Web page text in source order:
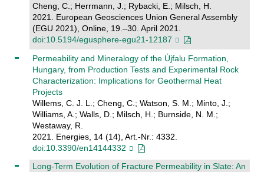
Cheng, C.; Herrmann, J.; Rybacki, E.; Milsch, H.
2021. European Geosciences Union General Assembly
(EGU 2021), Online, 19.–30. April 2021.
doi:10.5194/egusphere-egu21-12187
Permeability and Mineralogy of the Újfalu Formation,
Hungary, from Production Tests and Experimental Rock
Characterization: Implications for Geothermal Heat
Projects
Willems, C. J. L.; Cheng, C.; Watson, S. M.; Minto, J.;
Williams, A.; Walls, D.; Milsch, H.; Burnside, N. M.;
Westaway, R.
2021. Energies, 14 (14), Art.-Nr.: 4332.
doi:10.3390/en14144332
Long-Term Evolution of Fracture Permeability in Slate: An